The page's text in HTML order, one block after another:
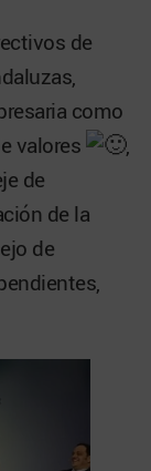
de
como
valores
,
de
de la
de